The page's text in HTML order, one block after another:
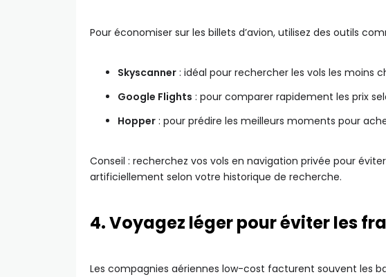
Pour économiser sur les billets d’avion, utilisez des outils
Skyscanner: idéal pour rechercher les vols les moins
Google Flights : pour comparer rapidement les prix
Hopper: pour prédire les meilleurs moments pour
Conseil : recherchez vos vols en navigation privée pour
artificiellement selon votre historique de recherche.
4. Voyagez léger pour éviter les
Les compagnies aériennes low-cost facturent souvent les